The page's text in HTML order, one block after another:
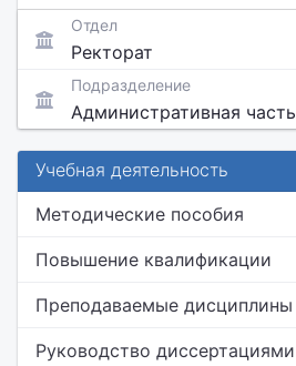
Отдел
Ректорат
Подразделение
Административная часть
Учебная деятельность
Методические пособия
Повышение квалификации
Преподаваемые дисциплины
Руководство диссертациями